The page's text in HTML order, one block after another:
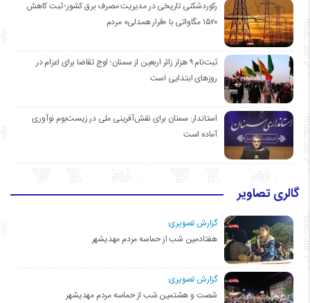
رکوردشکنی تاریخی در مدیریت مصرف برق کشور؛ ثبت کاهش
۱۵۲۰ مگاواتی با «قرار همدلی» مردم
ثبت‌نام ۹ هزار زائر اربعین از سمنان؛ اوج تقاضا برای اعزام در
روزهای ابتدایی است
استاندار: سمنان برای نقش‌آفرینی ملی در زیست‌بوم نوآوری
آماده است
گالری تصاویر
گزارش تصویری:
هفتادمین شب از حماسه مردم مهدیشهر
گزارش تصویری:
شصت و هشتمین شب از حماسه مردم مهدیشهر